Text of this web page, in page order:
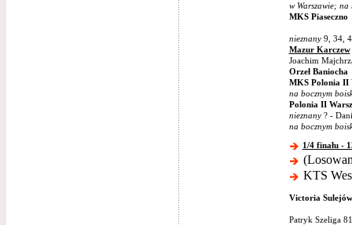
w Warszawie;
MKS Piaseczno
nieznany9, 34,
Mazur Karczew
Joachim
Orzeł Baniocha
MKS Polonia II
na bocznym
Polonia II
nieznany? -
na bocznym
1/4 finału -
KTS
Victoria
Patryk Szeliga